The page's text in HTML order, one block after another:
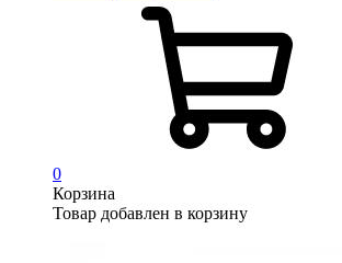
0
Корзина
Товар добавлен в корзину